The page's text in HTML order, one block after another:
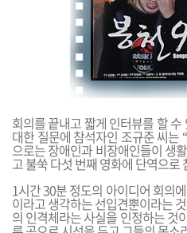
회의를 끝내고 짧게 인터뷰를 할
대한 질문에 참석자인 조규준 씨는
으로는 장애인과 비장애인들이 생
고 불쑥 다섯 번째 영화에 단역으
1시간 30분 정도의 아이디어 회의
이라고 생각하는 선입견뿐이라는
의 인격체라는 사실을 인정하는 것